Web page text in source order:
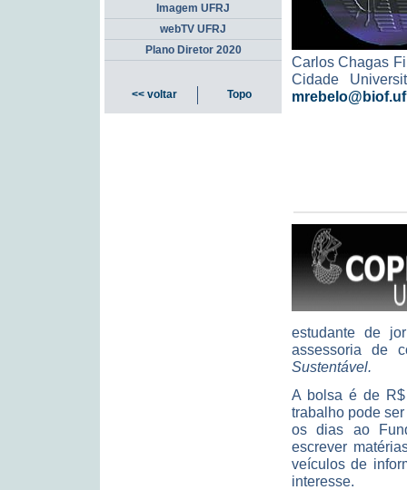
Carlos Chagas
Cidade
estudante de
assessoria de
Sustentável.
A bolsa é de
trabalho pode
os dias ao
escrever
veículos de
interesse.
Imagem UFRJ
webTV UFRJ
Plano Diretor 2020
<< voltar Topo